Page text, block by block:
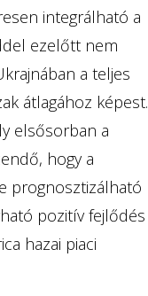
integrálható a
ezelőtt nem
a teljes
átlagához képest.
elsősorban a
hogy a
prognosztizálható
pozitív fejlődés
hazai piaci